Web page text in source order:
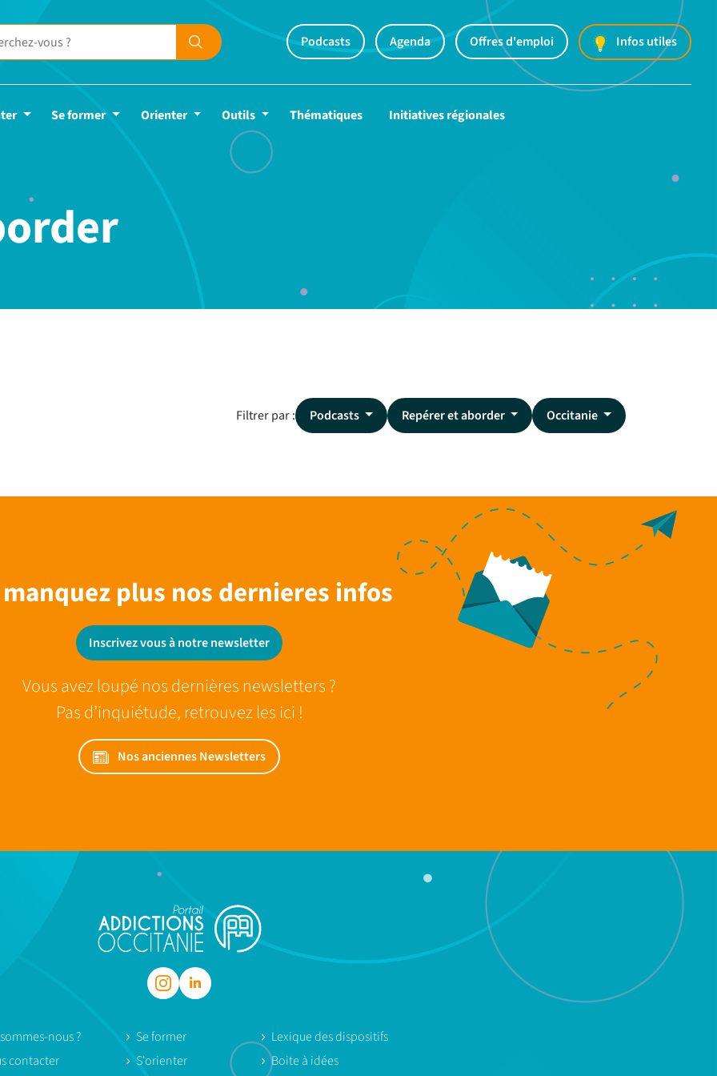
Podcasts Agenda Offres d'emploi Infos utiles
Se former Orienter Outils Thématiques Initiatives régionales
Filtrer par : Podcasts Repérer et aborder Occitanie
plus nos dernieres infos
Inscrivez vous à notre newsletter
Vous avez loupé nos dernières newsletters ?
Pas d’inquiétude, retrouvez les ici !
Nos anciennes Newsletters
nous ?
contacter
Se former
S'orienter
Lexique des dispositifs
Boite à idées